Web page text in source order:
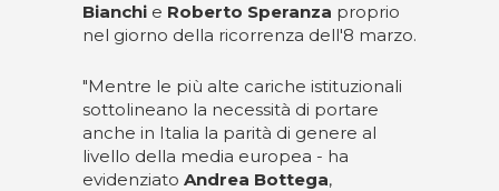
Bianchi e Roberto Speranza proprio
nel giorno della ricorrenza dell'8 marzo.
"Mentre le più alte cariche istituzionali
sottolineano la necessità di portare
anche in Italia la parità di genere al
livello della media europea - ha
evidenziato Andrea Bottega,